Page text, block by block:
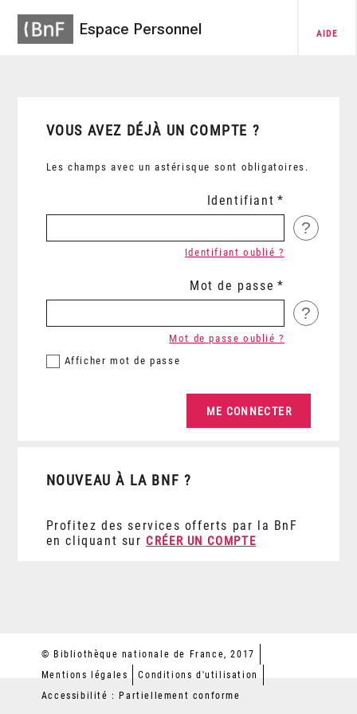
Espace Personnel AIDE
VOUS AVEZ DÉJÀ UN COMPTE ?
Les champs avec un astérisque sont obligatoires.
Identifiant
?
Identifiant oublié ?
Mot de passe
?
Afficher mot de passe
Mot de passe oublié ?
NOUVEAU À LA BNF ?
Profitez des services offerts par la BnF
en cliquant sur CRÉER UN COMPTE
© Bibliothèque nationale de France, 2017
Mentions légales
Conditions d'utilisation
Accessibilité : Partiellement conforme